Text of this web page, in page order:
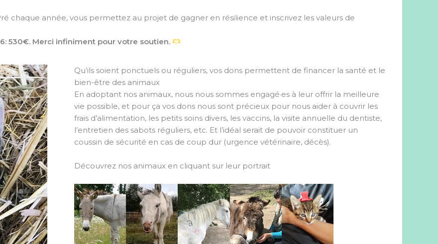
chaque année, vous permettez au projet de gagner en résilience et inscrivez les valeurs de
530€. Merci infiniment pour votre soutien.
Qu’ils soient ponctuels ou réguliers, vos dons permettent de financer la santé et le
bien-être des animaux
En adoptant nos animaux, nous nous sommes engagé·es à leur offrir la meilleure
vie possible, et pour ça vos dons nous sont précieux pour nous aider à couvrir les
frais d’alimentation, les petits soins divers, les vaccins, la visite annuelle du dentiste,
l’entretien des sabots réguliers, etc. Et l’idéal serait de pouvoir constituer un
coussin de sécurité en cas de coup dur (urgence vétérinaire, décès).
Découvrez nos animaux en cliquant sur leur portrait